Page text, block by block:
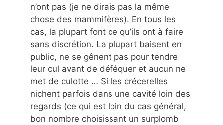
n’ont pas (je ne dirais pas la même
chose des mammifères). En tous les
cas, la plupart font ce qu’ils ont à faire
sans discrétion. La plupart baisent en
public, ne se gênent pas pour tendre
leur cul avant de déféquer et aucun ne
met de culotte … Si les crécerelles
nichent parfois dans une cavité loin des
regards (ce qui est loin du cas général,
bon nombre choisissant un surplomb